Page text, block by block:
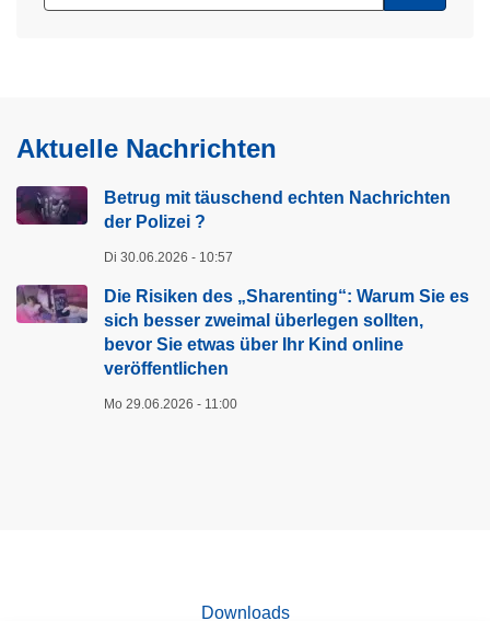
Aktuelle Nachrichten
Betrug mit täuschend echten Nachrichten
der Polizei ?
Di 30.06.2026 - 10:57
Die Risiken des „Sharenting“: Warum Sie es
sich besser zweimal überlegen sollten,
bevor Sie etwas über Ihr Kind online
veröffentlichen
Mo 29.06.2026 - 11:00
Downloads